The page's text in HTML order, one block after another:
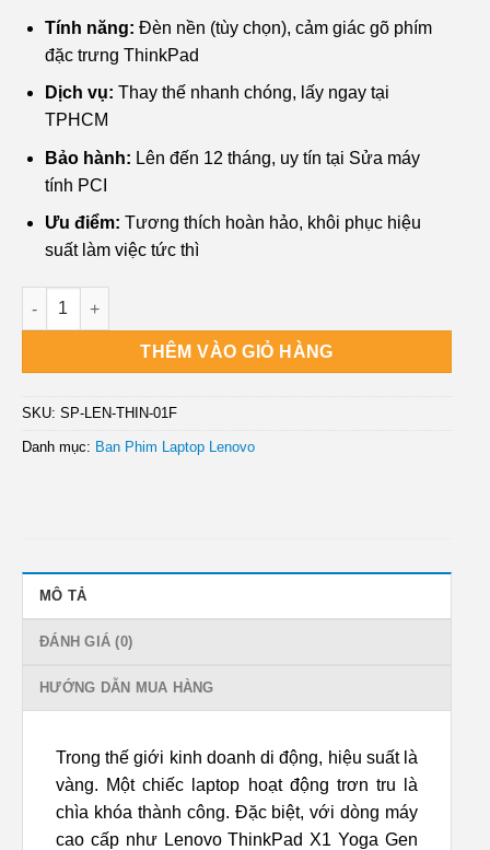
Tính năng: Đèn nền (tùy chọn), cảm giác gõ phím
đặc trưng ThinkPad
Dịch vụ: Thay thế nhanh chóng, lấy ngay tại
TPHCM
Bảo hành: Lên đến 12 tháng, uy tín tại Sửa máy
tính PCI
Ưu điểm: Tương thích hoàn hảo, khôi phục hiệu
suất làm việc tức thì
Bàn phím Laptop LENOVO ThinkPad X1 Yoga Gen 1, 2 -
THÊM VÀO GIỎ HÀNG
SKU: SP-LEN-THIN-01F
Danh mục: Ban Phim Laptop Lenovo
MÔ TẢ
ĐÁNH GIÁ (0)
HƯỚNG DẪN MUA HÀNG
Trong thế giới kinh doanh di động, hiệu suất là
vàng. Một chiếc laptop hoạt động trơn tru là
chìa khóa thành công. Đặc biệt, với dòng máy
cao cấp như Lenovo ThinkPad X1 Yoga Gen